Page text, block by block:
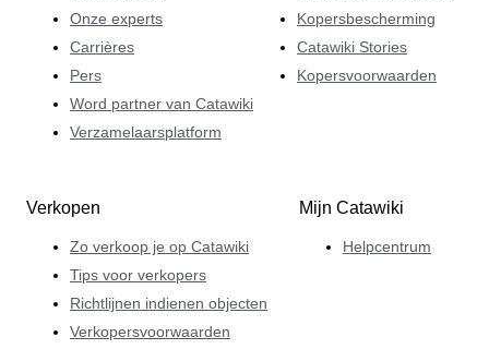
Onze experts
Carrières
Pers
Word partner van Catawiki
Verzamelaarsplatform
Kopersbescherming
Catawiki Stories
Kopersvoorwaarden
Verkopen
Zo verkoop je op Catawiki
Tips voor verkopers
Richtlijnen indienen objecten
Verkopersvoorwaarden
Mijn Catawiki
Helpcentrum